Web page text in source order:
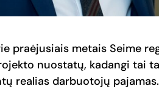
praėjusiais metais Seime
nuostatų, kadangi tai
realias darbuotojų